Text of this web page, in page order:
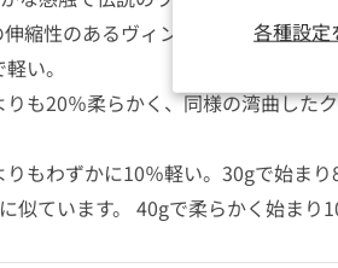
各種設定
縮性のあるヴィンテージブラックへ
い。
りも20％柔らかく、同様の湾曲した
もわずかに10％軽い。30gで始まり
似ています。 40gで柔らかく始まり